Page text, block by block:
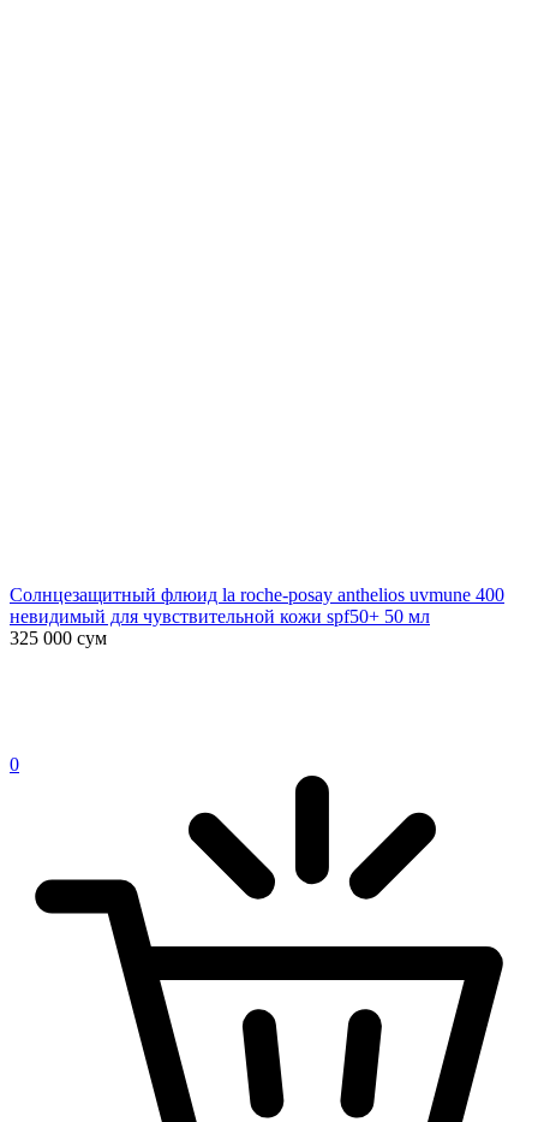
Солнцезащитный флюид la roche-posay anthelios uvmune 400
невидимый для чувствительной кожи spf50+ 50 мл
325 000 сум
0